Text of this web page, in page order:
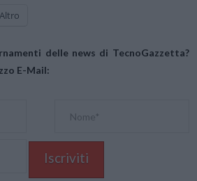
Altro
delle news di TecnoGazzetta?
E-Mail: